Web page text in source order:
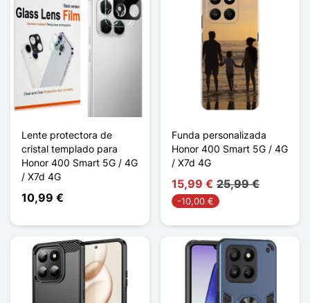
Lente protectora de
cristal templado para
Honor 400 Smart 5G / 4G
/ X7d 4G
10,99 €
Funda personalizada
Honor 400 Smart 5G / 4G
/ X7d 4G
15,99 € 25,99 €
-10,00 €